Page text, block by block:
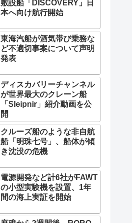
敷設船「DISCOVERY」日
本へ向け航行開始
東海汽船が酒気帯び乗務な
ど不適切事案について声明
発表
ディスカバリーチャンネル
が世界最大のクレーン船
「Sleipnir」紹介動画を公
開
クルーズ船のような非自航
船「明珠七号」、船体が傾
き沈没の危機
電源開発など計6社がFAWT
の小型実験機を設置、1年
間の海上実証を開始